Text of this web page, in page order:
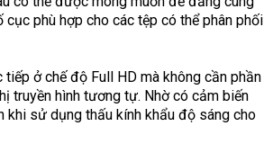
phù hợp cho các tệp có thể phân phối
ở chế độ Full HD mà không cần phần
truyền hình tương tự. Nhờ có cảm biến
khi sử dụng thấu kính khẩu độ sáng cho